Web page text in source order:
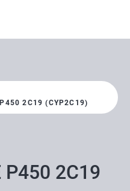
P450 2C19 (CYP2C19)
P450 2C19